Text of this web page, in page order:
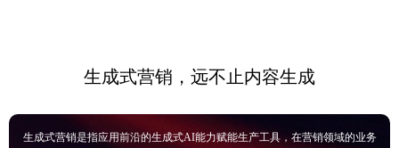
生成式营销，远不止内容生成
生成式营销是指应用前沿的生成式AI能力赋能生产工具，在营销领域的业务